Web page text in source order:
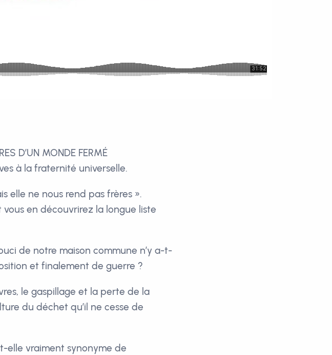
D’UN MONDE FERMÉ
à la fraternité universelle.
elle ne nous rend pas frères ».
en découvrirez la longue liste
de notre maison commune n’y a-t-
et finalement de guerre ?
le gaspillage et la perte de la
du déchet qu’il ne cesse de
elle vraiment synonyme de